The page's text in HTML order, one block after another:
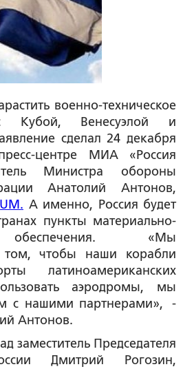
военно-техническое
с Кубой, Венесуэлой и
сделал 24 декабря
центре МИА «Россия
Министра обороны
Анатолий Антонов,
А именно, Россия будет
пункты материально-
обеспечения. «Мы
том, чтобы наши корабли
латиноамериканских
аэродромы, мы
с нашими партнерами», -
Антонов.
заместитель Председателя
Дмитрий Рогозин,